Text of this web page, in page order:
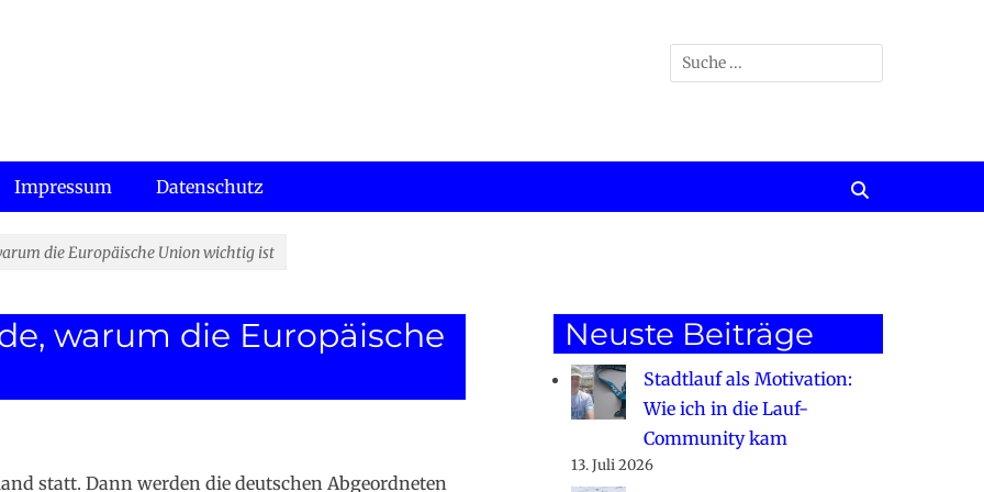
Suchen
nach:
Impressum Datenschutz
die Europäische Union wichtig ist
warum die Europäische
statt. Dann werden die deutschen Abgeordneten
Neuste Beiträge
Stadtlauf als Motivation:
Wie ich in die Lauf-
Community kam
13. Juli 2026